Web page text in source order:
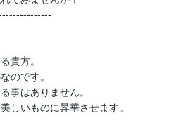
貴方。
のです。
事はありません。
しいものに昇華させます。